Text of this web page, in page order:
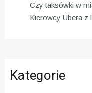
Czy taksówki w
Kierowcy Ubera z
Kategorie